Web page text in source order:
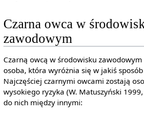
Czarna owca w
zawodowym
Czarną owcą w środowisku zawodowym
osoba, która wyróżnia się w jakiś
Najczęściej czarnymi owcami zostają
wysokiego ryzyka (W. Matuszyński
do nich między innymi: